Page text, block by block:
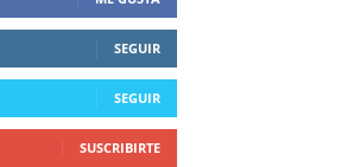
SEGUIR
SEGUIR
SUSCRIBIRTE